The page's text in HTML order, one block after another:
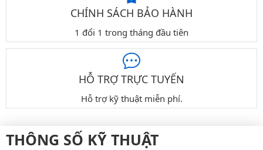
CHÍNH SÁCH BẢO HÀNH
1 đổi 1 trong tháng đầu tiên
HỖ TRỢ TRỰC TUYẾN
Hỗ trợ kỹ thuật miễn phí.
THÔNG SỐ KỸ THUẬT